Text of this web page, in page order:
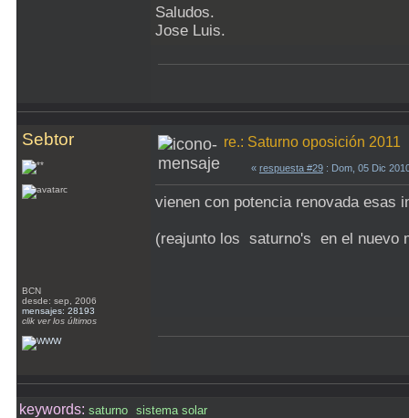
Saludos.
Jose Luis.
Sebtor
BCN
desde: sep, 2006
mensajes: 28193
clik ver los últimos
re.: Saturno oposición 2011
« respuesta #29 : Dom, 05 Dic
vienen con potencia renovada
(reajunto los saturno's en el nuevo
keywords: saturno sistema solar